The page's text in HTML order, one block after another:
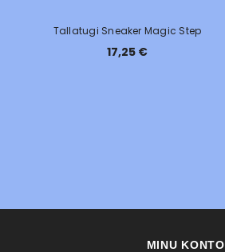
Tallatugi Sneaker Magic Step
17,25 €
MINU KONTO